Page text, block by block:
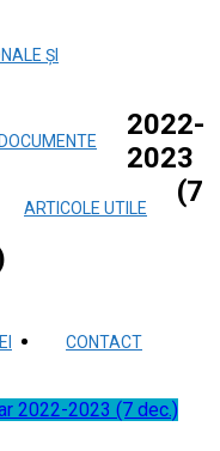
ȘI
ARTICOLE UTILE
CONTACT
2022-
2023
(7
2022-2023 (7 dec.)